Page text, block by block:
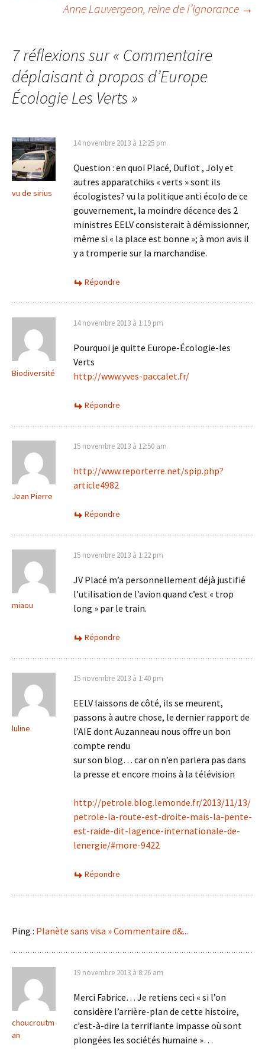
articles
Anne Lauvergeon, reine de l’ignorance →
7 réflexions sur « Commentaire
déplaisant à propos d’Europe
Écologie Les Verts»
vu de sirius
14 novembre 2013 à 12:25 pm
Question : en quoi Placé, Duflot , Joly et
autres apparatchiks « verts » sont ils
écologistes? vu la politique anti écolo de ce
gouvernement, la moindre décence des 2
ministres EELV consisterait à démissionner,
même si « la place est bonne »; à mon avis il
y a tromperie sur la marchandise.
Répondre
Biodiversité
14 novembre 2013 à 1:19 pm
Pourquoi je quitte Europe-Écologie-les
Verts
http://www.yves-paccalet.fr/
Répondre
Jean Pierre
15 novembre 2013 à 12:50 am
http://www.reporterre.net/spip.php?
article4982
Répondre
miaou
15 novembre 2013 à 1:22 pm
JV Placé m’a personnellement déjà justifié
l’utilisation de l’avion quand c’est « trop
long » par le train.
Répondre
luline
15 novembre 2013 à 1:40 pm
EELV laissons de côté, ils se meurent,
passons à autre chose, le dernier rapport de
l’AIE dont Auzanneau nous offre un bon
compte rendu
sur son blog… car on n’en parlera pas dans
la presse et encore moins à la télévision
http://petrole.blog.lemonde.fr/2013/11/13/
petrole-la-route-est-droite-mais-la-pente-
est-raide-dit-lagence-internationale-de-
lenergie/#more-9422
Répondre
Ping : Planète sans visa » Commentaire d&...
choucroutm
an
19 novembre 2013 à 8:26 am
Merci Fabrice… Je retiens ceci « si l’on
considère l’arrière-plan de cette histoire,
c’est-à-dire la terrifiante impasse où sont
plongées les sociétés humaine »…